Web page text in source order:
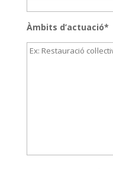
Àmbits d’actuació*